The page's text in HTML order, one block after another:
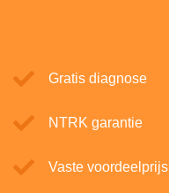
Gratis diagnose
NTRK garantie
Vaste voordeelprijs